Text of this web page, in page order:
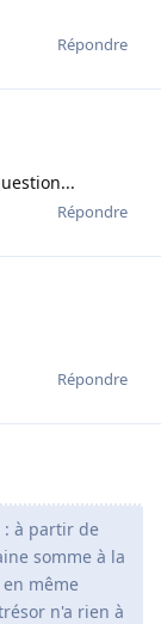
Répondre
Répondre
Répondre
à partir de
somme à la
même
n'a rien à